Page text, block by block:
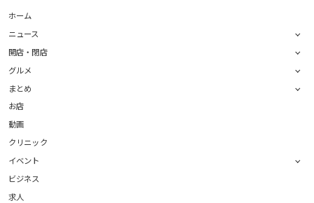
ホーム
ニュース
開店・閉店
グルメ
まとめ
お店
動画
クリニック
イベント
ビジネス
求人